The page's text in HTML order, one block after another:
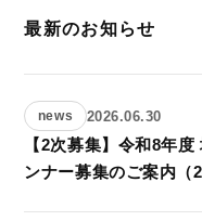
最新のお知らせ
news 2026.06.30
【2次募集】令和8年
ンナー募集のご案内（